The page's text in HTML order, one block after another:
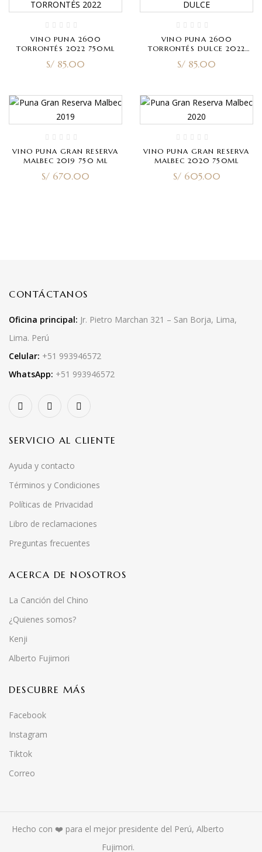
VINO PUNA 2600
TORRONTÉS 2022 750ML
S/ 85.00
VINO PUNA 2600
TORRONTÉS DULCE 2022
S/ 85.00
VINO PUNA GRAN RESERVA
MALBEC 2019 750 ML
S/ 670.00
VINO PUNA GRAN RESERVA
MALBEC 2020 750ML
S/605.00
CONTÁCTANOS
Oficina principal: Jr. Pietro Marchan 321 – San Borja, Lima,
Lima. Perú
Celular: +51 993946572
WhatsApp: +51 993946572
SERVICIO AL CLIENTE
Ayuda y contacto
Términos y Condiciones
Políticas de Privacidad
Libro de reclamaciones
Preguntas frecuentes
ACERCA DE NOSOTROS
La Canción del Chino
¿Quienes somos?
Kenji
Alberto Fujimori
DESCUBRE MÁS
Facebook
Instagram
Tiktok
Correo
Hecho con ❤️ para el mejor presidente del Perú, Alberto
Fujimori.